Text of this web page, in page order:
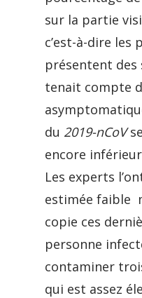
sur la partie
c’est-à-dire les
présentent
tenait compte
du 2019-nCoV
encore
Les experts
estimée faible
copie ces
personne
contaminer
qui est assez